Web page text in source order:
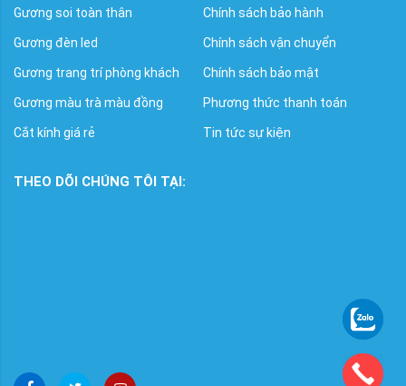
Gương soi toàn thân
Gương đèn led
Gương trang trí phòng khách
Gương màu trà màu đồng
Cắt kính giá rẻ
Chính sách bảo hành
Chính sách vận chuyển
Chính sách bảo mật
Phương thức thanh toán
Tin tức sự kiện
THEO DÕI CHÚNG TÔI TẠI: